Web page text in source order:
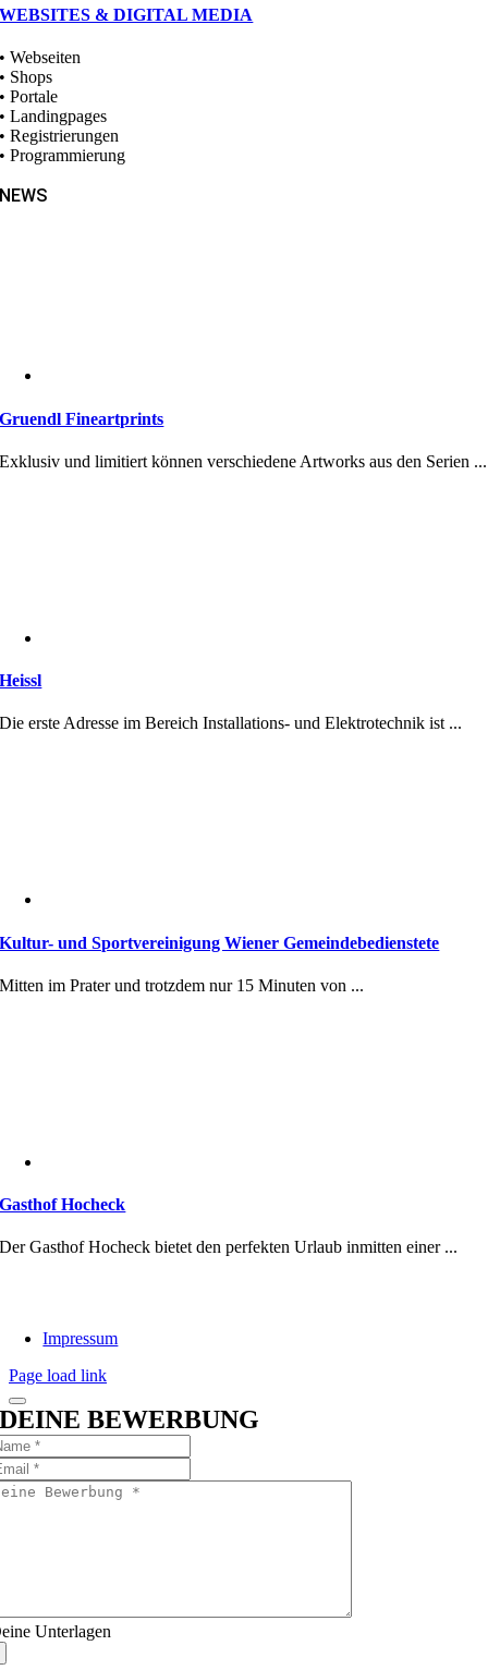
WEBSITES & DIGITAL MEDIA
• Webseiten
• Shops
• Portale
• Landingpages
• Registrierungen
• Programmierung
NEWS
Gruendl Fineartprints
Exklusiv und limitiert können verschiedene Artworks aus den Serien ...
Heissl
Die erste Adresse im Bereich Installations- und Elektrotechnik ist ...
Kultur- und Sportvereinigung Wiener Gemeindebedienstete
Mitten im Prater und trotzdem nur 15 Minuten von ...
Gasthof Hocheck
Der Gasthof Hocheck bietet den perfekten Urlaub inmitten einer ...
Impressum
Page load link
DEINE BEWERBUNG
Unterlagen